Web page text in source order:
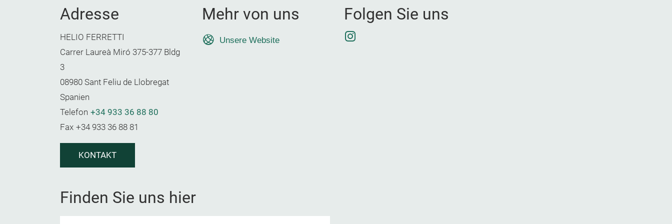
Adresse
HELIO FERRETTI
Carrer Laureà Miró 375-377 Bldg
3
08980 Sant Feliu de Llobregat
Spanien
Telefon +34 933 36 88 80
Fax +34 933 36 88 81
KONTAKT
Mehr von uns
Unsere Website
Folgen Sie uns
Instagram
Finden Sie uns hier